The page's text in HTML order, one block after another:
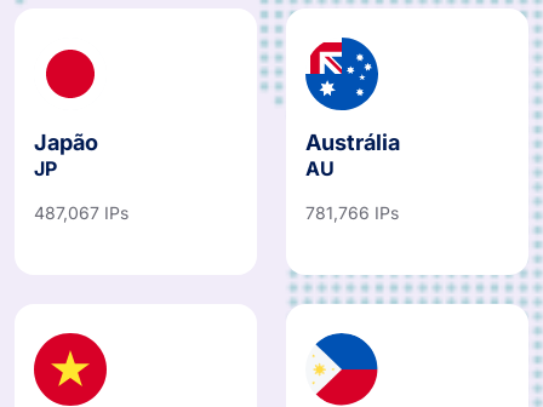
Japão
JP
Austrália
AU